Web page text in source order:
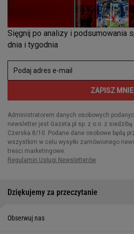
Dziękujemy za przeczytanie
Obserwuj nas